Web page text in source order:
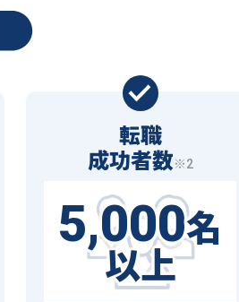
転職
成功者数※2
5,000名
以上